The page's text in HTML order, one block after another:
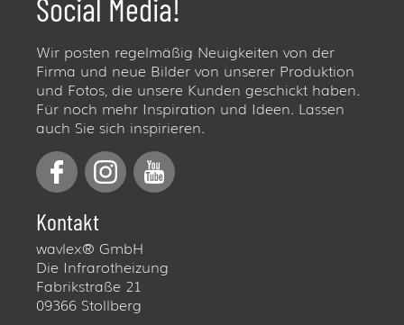
Social Media!
Wir posten regelmäßig Neuigkeiten von der
Firma und neue Bilder von unserer Produktion
und Fotos, die unsere Kunden geschickt haben.
Für noch mehr Inspiration und Ideen. Lassen
auch Sie sich inspirieren.
Kontakt
wavlex® GmbH
Die Infrarotheizung
Fabrikstraße 21
09366 Stollberg